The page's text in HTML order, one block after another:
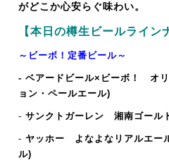
がどこか心安らぐ味わい。
【本日の樽生ビールライン
～ビーボ！定番ビール～
- ベアードビール×ビーボ！ オ
ョン・ペールエール)
- サンクトガーレン 湘南ゴール
- ヤッホー よなよなリアルエー
ル)